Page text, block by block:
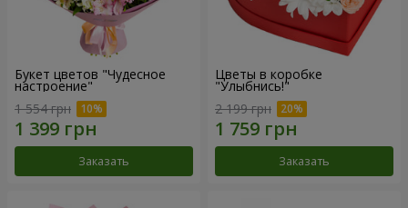
Букет цветов "Чудесное
настроение"
1 554 грн
Заказать
Цветы в коробке
"Улыбнись!"
2 199 грн
Заказать